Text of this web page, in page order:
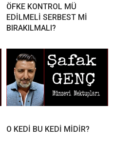
ÖFKE KONTROL MÜ
EDİLMELİ SERBEST Mİ
BIRAKILMALI?
O KEDİ BU KEDİ MİDİR?